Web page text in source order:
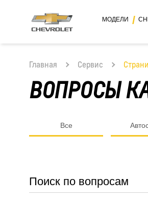
МОДЕЛИ
Главная Сервис
ВОПРОСЫ
Все
Поиск по вопросам